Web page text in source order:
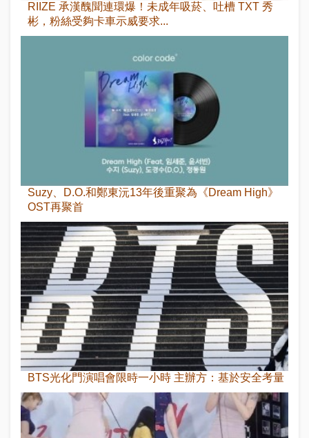
RIIZE 承漢醜聞連環爆！未成年吸菸、吐槽 TXT 秀
彬，粉絲受夠卡車示威要求...
Suzy、D.O.和鄭東沅13年後重聚為《Dream High》
OST再聚首
BTS光化門演唱會限時一小時 主辦方：基於安全考量